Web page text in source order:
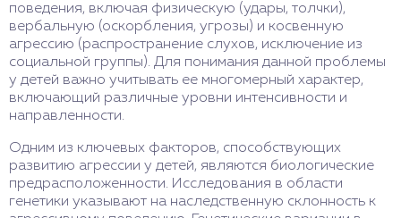
поведения, включая физическую (удары, толчки),
вербальную (оскорбления, угрозы) и косвенную
агрессию (распространение слухов, исключение из
социальной группы). Для понимания данной проблемы
у детей важно учитывать ее многомерный характер,
включающий различные уровни интенсивности и
направленности.
Одним из ключевых факторов, способствующих
развитию агрессии у детей, являются биологические
предрасположенности. Исследования в области
генетики указывают на наследственную склонность к